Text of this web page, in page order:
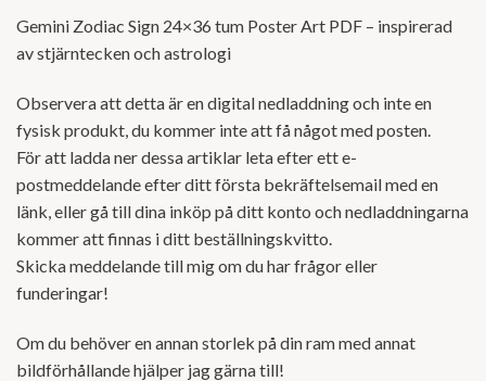
Gemini Zodiac Sign 24×36 tum Poster Art PDF – inspirerad
av stjärntecken och astrologi
Observera att detta är en digital nedladdning och inte en
fysisk produkt, du kommer inte att få något med posten.
För att ladda ner dessa artiklar leta efter ett e-
postmeddelande efter ditt första bekräftelsemail med en
länk, eller gå till dina inköp på ditt konto och nedladdningarna
kommer att finnas i ditt beställningskvitto.
Skicka meddelande till mig om du har frågor eller
funderingar!
Om du behöver en annan storlek på din ram med annat
bildförhållande hjälper jag gärna till!